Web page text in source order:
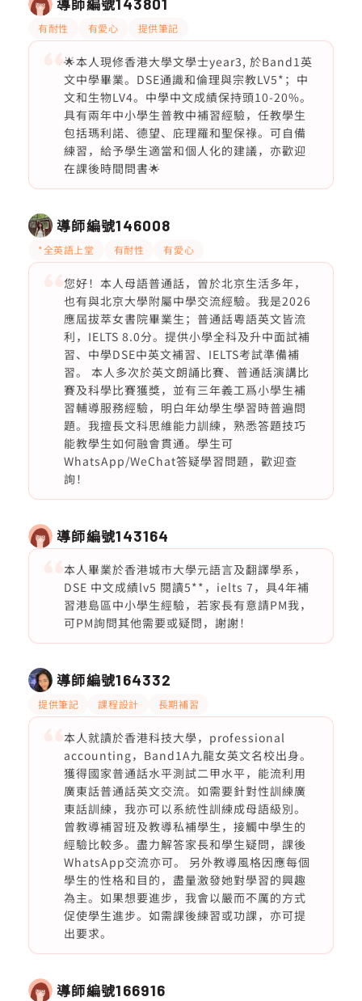
有耐性 有愛心 提供筆記
🌟本人現修香港大學文學士year3, 於Band1英
文中學畢業。DSE通識和倫理與宗教LV5*；中
文和生物LV4。中學中文成績保持頭10-20%。
具有兩年中小學生普教中補習經驗，任教學生
包括瑪利諾、德望、庇理羅和聖保祿。可自備
練習，給予學生適當和個人化的建議，亦歡迎
在課後時間問書🌟
導師編號146008
*全英語上堂 有耐性 有愛心
您好！本人母語普通話，曾於北京生活多年，
也有與北京大學附屬中學交流經驗。我是2026
應屆拔萃女書院畢業生；普通話粵語英文皆流
利，IELTS 8.0分。提供小學全科及升中面試補
習、中學DSE中英文補習、IELTS考試準備補
習。 本人多次於英文朗誦比賽、普通話演講比
賽及科學比賽獲獎，並有三年義工爲小學生補
習輔導服務經驗，明白年幼學生學習時普遍問
題。我擅長文科思維能力訓練，熟悉答題技巧
能教學生如何融會貫通。學生可
WhatsApp/WeChat答疑學習問題，歡迎查
詢！
導師編號143164
本人畢業於香港城市大學元語言及翻譯學系，
DSE 中文成績lv5 閱讀5**，ielts 7，具4年補
習港島區中小學生經驗，若家長有意請PM我，
可PM詢問其他需要或疑問，謝謝！
導師編號164332
提供筆記 課程設計 長期補習
本人就讀於香港科技大學，professional
accounting，Band1A九龍女英文名校出身。
獲得國家普通話水平測試二甲水平，能流利用
廣東話普通話英文交流。如需要針對性訓練廣
東話訓練，我亦可以系統性訓練成母語級別。
曾教導補習班及教導私補學生，接觸中學生的
經驗比較多。盡力解答家長和學生疑問，課後
WhatsApp交流亦可。 另外教導風格因應每個
學生的性格和目的，盡量激發她對學習的興趣
為主。如果想要進步，我會以嚴而不厲的方式
促使學生進步。如需課後練習或功課，亦可提
出要求。
導師編號166916